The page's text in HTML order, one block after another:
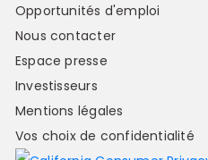
Opportunités d'emploi
Nous contacter
Espace presse
Investisseurs
Mentions légales
Vos choix de confidentialité